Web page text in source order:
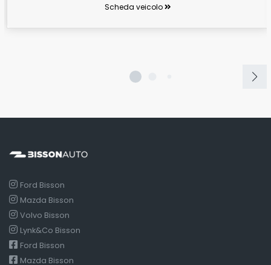
Scheda veicolo
Ford Bisson
Mazda Bisson
Volvo Bisson
Lynk&Co Bisson
Ford Bisson
Mazda Bisson